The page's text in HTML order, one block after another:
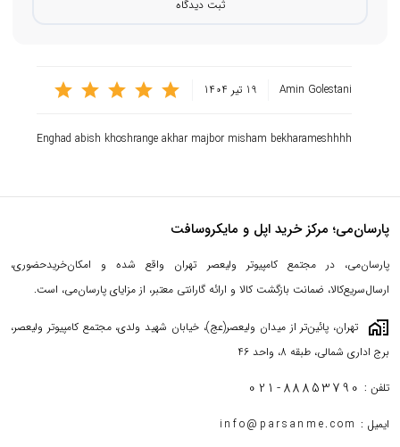
کالا می‌توانید به صفحه اختصاصی این محصولات مانند:
مجیک موس
کنید و اگر دوست دارید همه این کالاها را بصورت یکجا مشاهده کنید به
ثبت دیدگاه
Amin Golestani 19 تیر 1404
Enghad abish khoshrange akhar majbor misham bekharameshhhh
پارسان‌می؛ مرکز خرید اپل و مایکروسافت
پارسان‌می، در مجتمع کامپیوتر ولیعصر تهران واقع شده و امکان‌خریدحضوری،
ارسال‌سریع‌کالا، ضمانت بازگشت کالا و ارائه گارانتی معتبر، از مزایای پارسان‌می، است.
maps_home_work
تهران، پائین‌تر از میدان ولیعصر(عج)، خیابان شهید ولدی، مجتمع کامپیوتر ولیعصر،
برج اداری شمالی، طبقه 8، واحد 46
تلفن : 021-88853790
ایمیل : info@parsanme.com